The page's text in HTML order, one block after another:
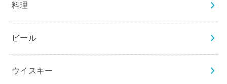
料理
ビール
ウイスキー